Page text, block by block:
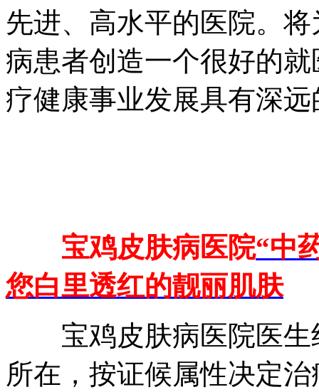
先进、高水平的医院。
病患者创造一个很好的
疗健康事业发展具有深
宝鸡皮肤病医院“中
您白里透红的靓丽肌肤
宝鸡皮肤病医院医生
所在，按证候属性决定